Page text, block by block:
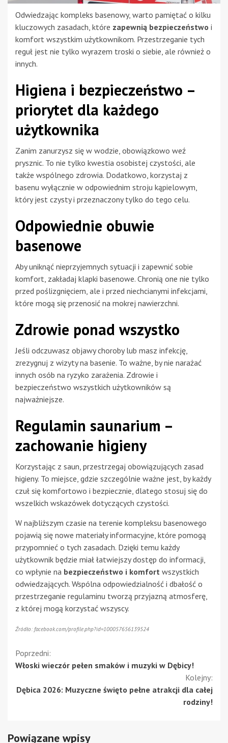
Odwiedzając kompleks basenowy, warto pamiętać o kilku
kluczowych zasadach, które zapewnią bezpieczeństwo i
komfort wszystkim użytkownikom. Przestrzeganie tych
reguł jest nie tylko wyrazem troski o siebie, ale również o
innych.
Higiena i bezpieczeństwo –
priorytet dla każdego
użytkownika
Zanim zanurzysz się w wodzie, obowiązkowo weź
prysznic. To nie tylko kwestia osobistej czystości, ale
także wspólnego zdrowia. Dodatkowo, korzystaj z
basenu wyłącznie w odpowiednim stroju kąpielowym,
który jest czysty i przeznaczony tylko do tego celu.
Odpowiednie obuwie
basenowe
Aby uniknąć nieprzyjemnych sytuacji i zapewnić sobie
komfort, zakładaj klapki basenowe. Chronią one nie tylko
przed poślizgnięciem, ale i przed niechcianymi infekcjami,
które mogą się przenosić na mokrej nawierzchni.
Zdrowie ponad wszystko
Jeśli odczuwasz objawy choroby lub masz infekcję,
zrezygnuj z wizyty na basenie. To ważne, by nie narażać
innych osób na ryzyko zarażenia. Zdrowie i
bezpieczeństwo wszystkich użytkowników są
najważniejsze.
Regulamin saunarium –
zachowanie higieny
Korzystając z saun, przestrzegaj obowiązujących zasad
higieny. To miejsce, gdzie szczególnie ważne jest, by każdy
czuł się komfortowo i bezpiecznie, dlatego stosuj się do
wszelkich wskazówek dotyczących czystości.
W najbliższym czasie na terenie kompleksu basenowego
pojawią się nowe materiały informacyjne, które pomogą
przypomnieć o tych zasadach. Dzięki temu każdy
użytkownik będzie miał łatwiejszy dostęp do informacji,
co wpłynie na bezpieczeństwo i komfort wszystkich
odwiedzających. Wspólna odpowiedzialność i dbałość o
przestrzeganie regulaminu tworzą przyjazną atmosferę,
z której mogą korzystać wszyscy.
Źródło: facebook.com/profile.php?id=100057656139524
Kontynuuj
Poprzedni:
Włoski wieczór pełen smaków i muzyki w Dębicy!
Kolejny:
Dębica 2026: Muzyczne święto pełne atrakcji dla całej
rodziny!
Powiązane wpisy